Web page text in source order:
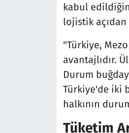
kabul
lojistik
"Türkiye,
avantajlıdır.
Durum
Türkiye'de iki
halkının
Tüketim